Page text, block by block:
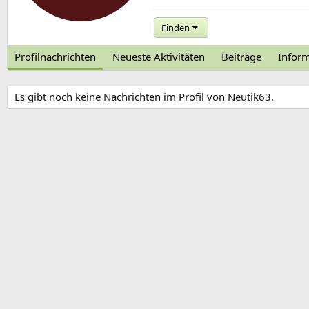
Finden
Profilnachrichten Neueste Aktivitäten Beiträge
Es gibt noch keine Nachrichten im Profil von Neutik63.